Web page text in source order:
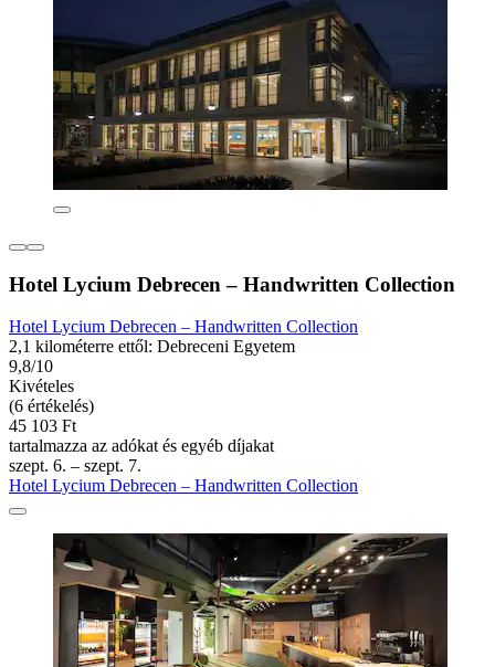
Hotel Lycium Debrecen – Handwritten Collection
Hotel Lycium Debrecen – Handwritten Collection
2,1 kilométerre ettől: Debreceni Egyetem
9,8/10
Kivételes
(6 értékelés)
45 103 Ft
tartalmazza az adókat és egyéb díjakat
szept. 6. – szept. 7.
Hotel Lycium Debrecen – Handwritten Collection